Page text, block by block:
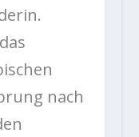
nach